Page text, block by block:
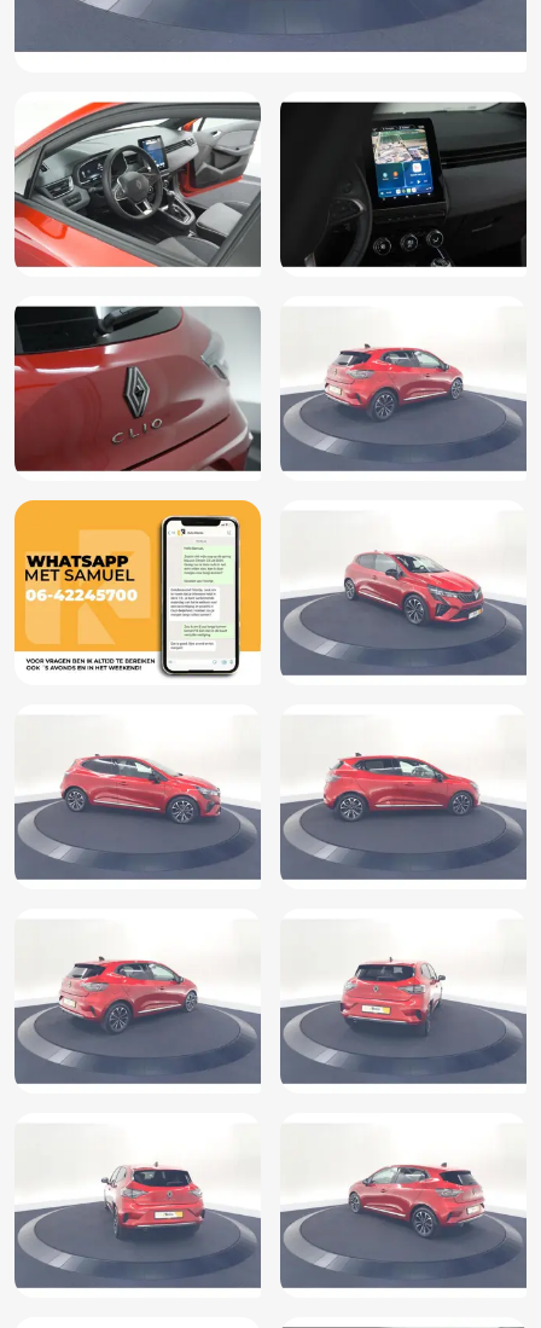
Geldige APK
Glans exterieur delen
Hemelbekleding donker
Hill hold functie
Hoofd airbag(s) achter
Hoofd airbag(s) voor
Hoofdsteunen actief
Keyless entry/start
LED achterlichten
LED dagrijverlichting
LED koplampen
Multimedia-voorbereiding
Multimedia scherm middel
Onderhoudsboekje (fysiek)
Pack City Premium
Pack Driving & Safety
Pack Navigation Techno
Passagiersairbag
Radio
Regensensor
Rijstrooksensor met correctie
Speciale kleur
Stuurbekrachtiging snelheidsafhankelijk
Stuur kunstleder
Stuur verstelbaar
Volledig digitaal instrumentenpaneel groot
Volledige dealeronderhoudshistorie beschikbaar
Zij airbag(s) voor